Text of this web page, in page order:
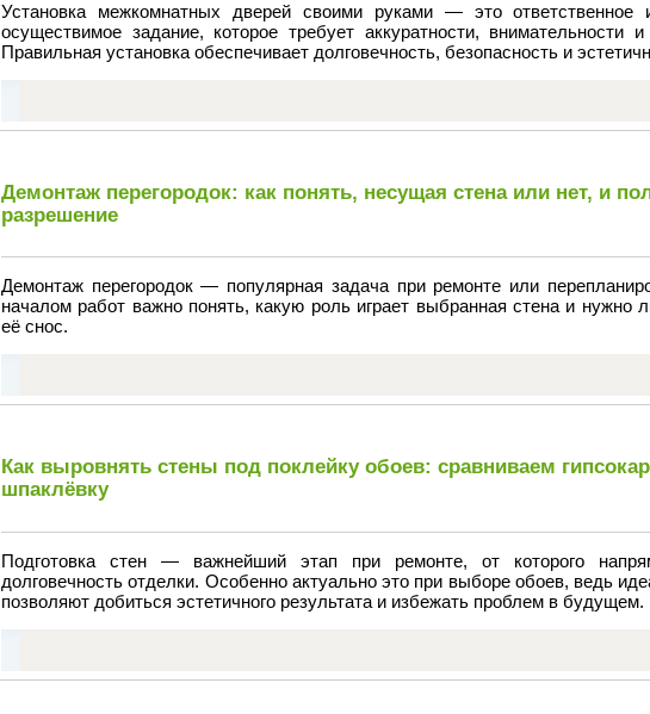
Установка межкомнатных дверей своими руками — это
осуществимое задание, которое требует аккуратности, внимательности
Правильная установка обеспечивает долговечность, безопасность и
Демонтаж перегородок: как понять, несущая стена или нет, и
разрешение
Демонтаж перегородок — популярная задача при ремонте или
началом работ важно понять, какую роль играет выбранная стена и нужно
её снос.
Как выровнять стены под поклейку обоев: сравниваем
шпаклёвку
Подготовка стен — важнейший этап при ремонте, от которого
долговечность отделки. Особенно актуально это при выборе обоев, ведь
позволяют добиться эстетичного результата и избежать проблем в будущем.